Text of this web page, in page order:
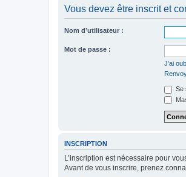
Vous devez être inscrit et
Nom d’utilisateur :
Mot de passe :
J’ai
Se
INSCRIPTION
L’inscription est nécessaire pour
Avant de vous inscrire, prenez